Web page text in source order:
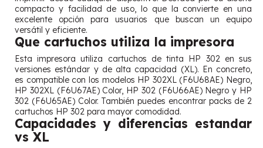
compacto y facilidad de uso, lo que la convierte en una
excelente opción para usuarios que buscan un equipo
versátil y eficiente.
Que cartuchos utiliza la impresora
Esta impresora utiliza cartuchos de tinta HP 302 en sus
versiones estándar y de alta capacidad (XL). En concreto,
es compatible con los modelos HP 302XL (F6U68AE) Negro,
HP 302XL (F6U67AE) Color, HP 302 (F6U66AE) Negro y HP
302 (F6U65AE) Color. También puedes encontrar packs de 2
cartuchos HP 302 para mayor comodidad.
Capacidades y diferencias estandar
vs XL